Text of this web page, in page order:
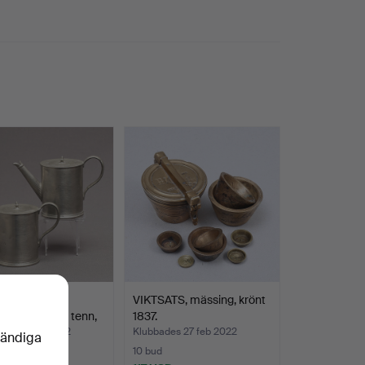
2 st, tenn,
27 feb 2022
VIKTSATS, mässing, krönt
1837.
Klubbades 27 feb 2022
10 bud